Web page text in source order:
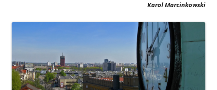
Karol Marcinkowski